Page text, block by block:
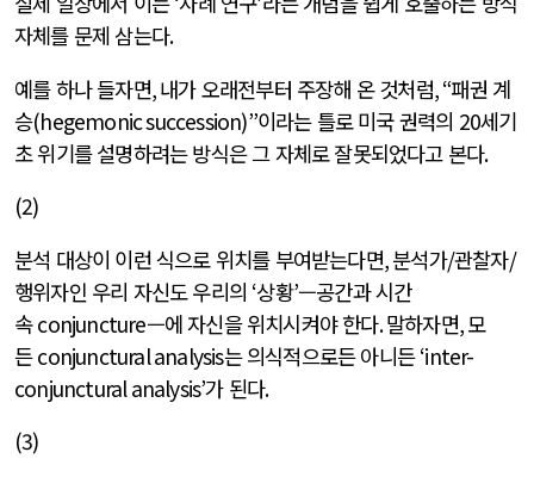
자체를 문제 삼는다.
예를 하나 들자면,내가 오래전부터 주장해 온 것처럼, “패권 계
승(hegemonic succession)”이라는 틀로 미국 권력의 20세기
초 위기를 설명하려는 방식은 그 자체로 잘못되었다고 본다.
(2)
분석 대상이 이런 식으로 위치를 부여받는다면,분석가/관찰자/
행위자인 우리 자신도 우리의 ‘상황’—공간과 시간
속conjuncture—에 자신을 위치시켜야 한다.말하자면,모
든conjunctural analysis는 의식적으로든 아니든‘inter-
conjunctural analysis’가 된다.
(3)